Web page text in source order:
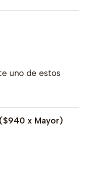
uno de estos
x Mayor)